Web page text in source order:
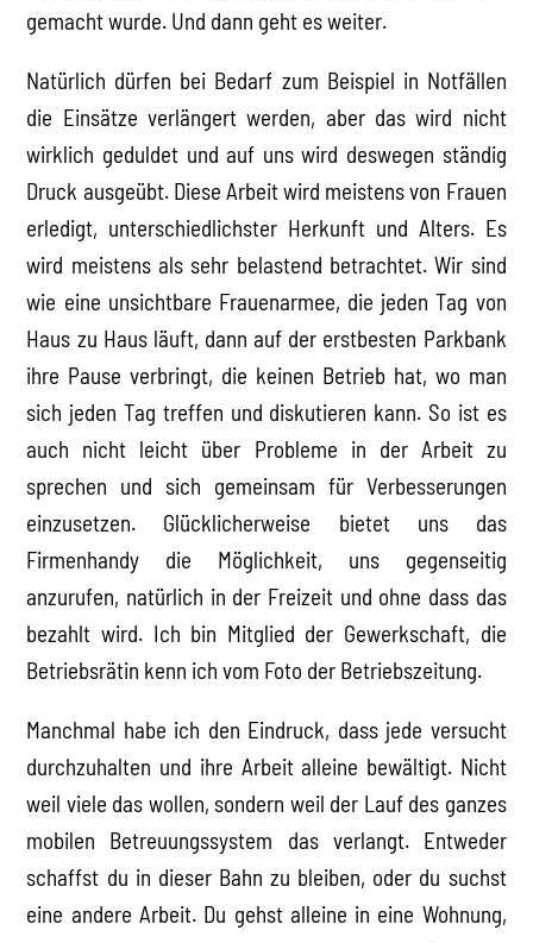
gemacht wurde. Und dann geht es weiter.
Natürlich dürfen bei Bedarf zum Beispiel in Notfällen
die Einsätze verlängert werden, aber das wird nicht
wirklich geduldet und auf uns wird deswegen ständig
Druck ausgeübt. Diese Arbeit wird meistens von Frauen
erledigt, unterschiedlichster Herkunft und Alters. Es
wird meistens als sehr belastend betrachtet. Wir sind
wie eine unsichtbare Frauenarmee, die jeden Tag von
Haus zu Haus läuft, dann auf der erstbesten Parkbank
ihre Pause verbringt, die keinen Betrieb hat, wo man
sich jeden Tag treffen und diskutieren kann. So ist es
auch nicht leicht über Probleme in der Arbeit zu
sprechen und sich gemeinsam für Verbesserungen
einzusetzen. Glücklicherweise bietet uns das
Firmenhandy die Möglichkeit, uns gegenseitig
anzurufen, natürlich in der Freizeit und ohne dass das
bezahlt wird. Ich bin Mitglied der Gewerkschaft, die
Betriebsrätin kenn ich vom Foto der Betriebszeitung.
Manchmal habe ich den Eindruck, dass jede versucht
durchzuhalten und ihre Arbeit alleine bewältigt. Nicht
weil viele das wollen, sondern weil der Lauf des ganzes
mobilen Betreuungssystem das verlangt. Entweder
schaffst du in dieser Bahn zu bleiben, oder du suchst
eine andere Arbeit. Du gehst alleine in eine Wohnung,